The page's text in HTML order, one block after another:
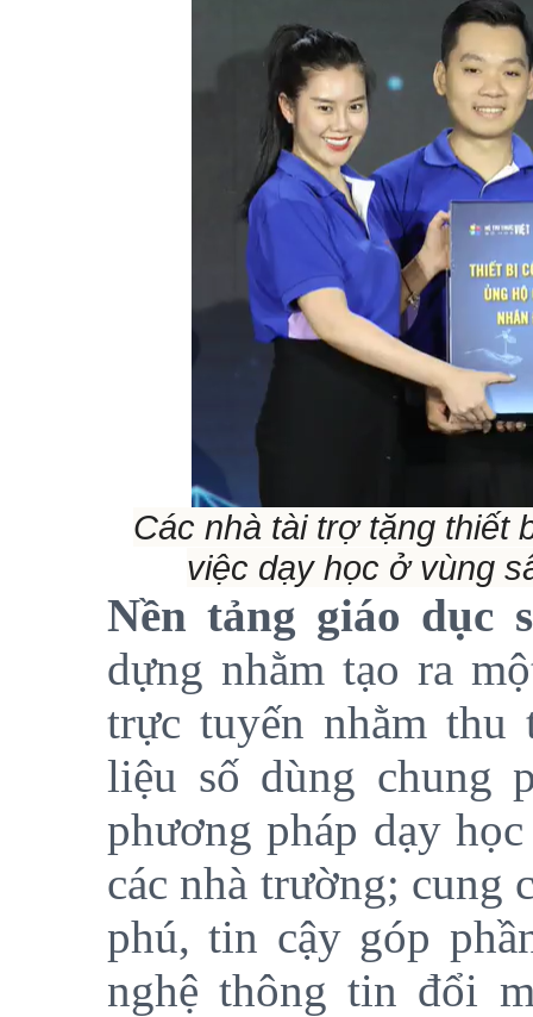
Các nhà tài trợ tặng thiết
việc dạy học ở vùng
Nền tảng giáo dục
dựng nhằm tạo ra
trực tuyến nhằm thu
liệu số dùng chung
phương pháp dạy
các nhà trường; cung
phú, tin cậy góp
nghệ thông tin đổi